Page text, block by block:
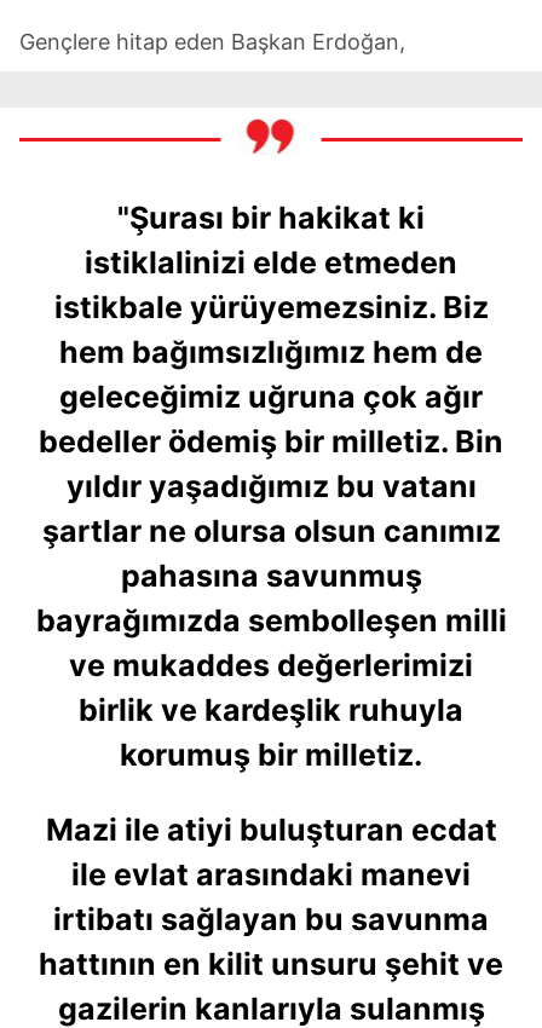
Gençlere hitap eden Başkan Erdoğan,
"Şurası bir hakikat ki
istiklalinizi elde etmeden
istikbale yürüyemezsiniz. Biz
hem bağımsızlığımız hem de
geleceğimiz uğruna çok ağır
bedeller ödemiş bir milletiz. Bin
yıldır yaşadığımız bu vatanı
şartlar ne olursa olsun canımız
pahasına savunmuş
bayrağımızda sembolleşen milli
ve mukaddes değerlerimizi
birlik ve kardeşlik ruhuyla
korumuş bir milletiz.
Mazi ile atiyi buluşturan ecdat
ile evlat arasındaki manevi
irtibatı sağlayan bu savunma
hattının en kilit unsuru şehit ve
gazilerin kanlarıyla sulanmış